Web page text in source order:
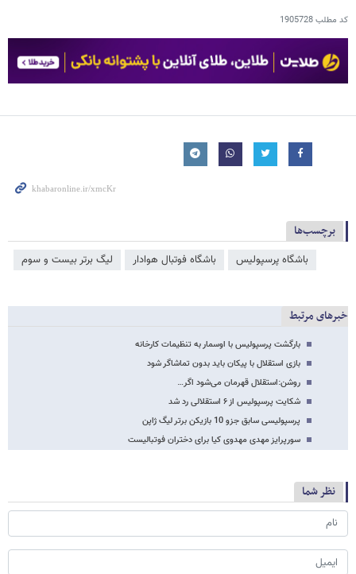
کد مطلب1905728
برچسب‌ها
باشگاه پرسپولیس باشگاه فوتبال هوادار لیگ برتر بیست و سوم
خبرهای مرتبط
بارگشت پرسپولیس با اوسمار به تنظیمات کارخانه
بازی استقلال با پیکان باید بدون تماشاگر شود
روشن:استقلال قهرمان می‌شود اگر…
شکایت پرسپولیس از ۶ استقلالی رد شد
پرسپولیسی سابق جزو 10 بازیکن برتر لیگ ژاپن
سورپرایز مهدی مهدوی کیا برای دختران فوتبالیست
نظر شما